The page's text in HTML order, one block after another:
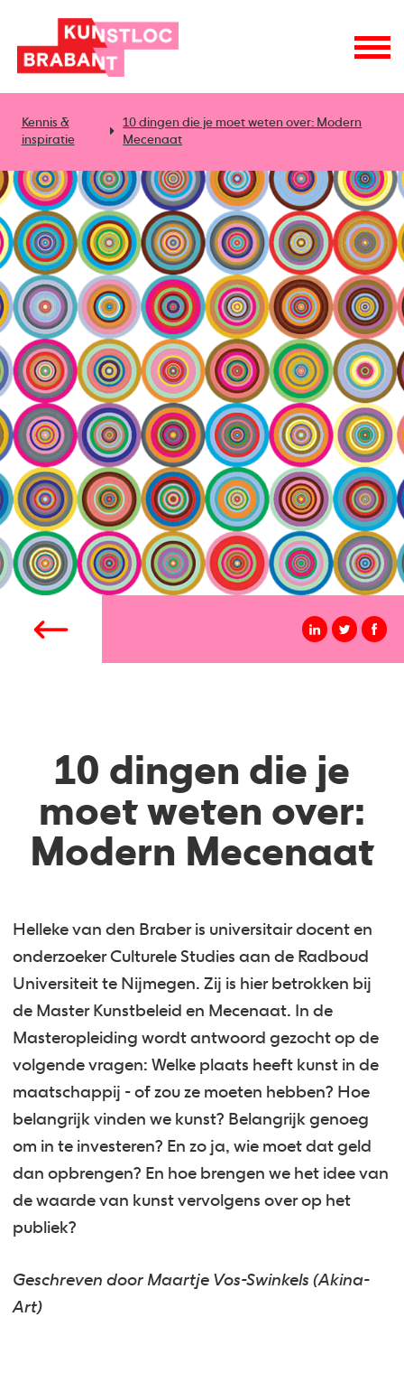
Kennis &
inspiratie
10 dingen die je moet weten over: Modern
Mecenaat
10 dingen die je
moet weten over:
Modern Mecenaat
Helleke van den Braber is universitair docent en
onderzoeker Culturele Studies aan de Radboud
Universiteit te Nijmegen. Zij is hier betrokken bij
de Master Kunstbeleid en Mecenaat. In de
Masteropleiding wordt antwoord gezocht op de
volgende vragen: Welke plaats heeft kunst in de
maatschappij - of zou ze moeten hebben? Hoe
belangrijk vinden we kunst? Belangrijk genoeg
om in te investeren? En zo ja, wie moet dat geld
dan opbrengen? En hoe brengen we het idee van
de waarde van kunst vervolgens over op het
publiek?
Geschreven door Maartje Vos-Swinkels (Akina-
Art)